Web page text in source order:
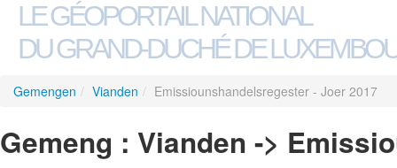
LE GÉOPORTAIL NATIONAL
DU GRAND-DUCHÉ DE
Gemengen / Vianden / Emissiounshandelsregester - Joer 2017
Gemeng : Vianden ->